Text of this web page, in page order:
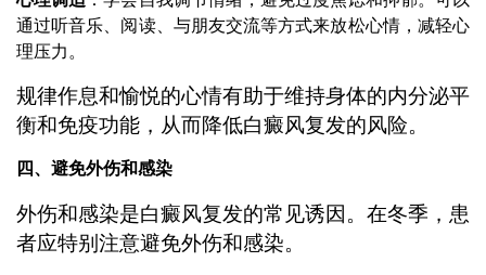
通过听音乐、阅读、与朋友交流等方式来放松心情，减轻心
理压力。
规律作息和愉悦的心情有助于维持身体的内分泌平
衡和免疫功能，从而降低白癜风复发的风险。
四、避免外伤和感染
外伤和感染是白癜风复发的常见诱因。在冬季，患
者应特别注意避免外伤和感染。